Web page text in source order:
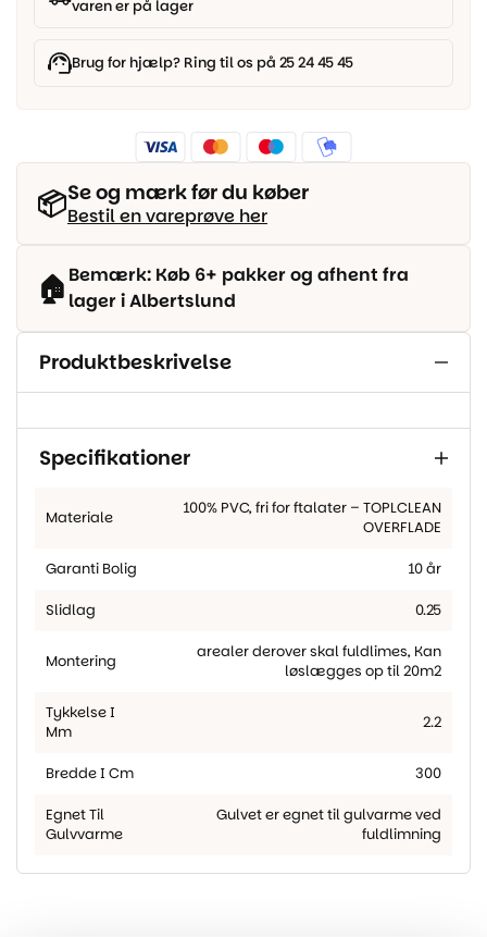
varen er på lager
Brug for hjælp? Ring til os på 25 24 45 45
📦Se og mærk før du køber
Bestil en vareprøve her
🏠 Bemærk: Køb 6+ pakker og afhent fra
lager i Albertslund
Produktbeskrivelse
Specifikationer
Materiale
100% PVC,fri for ftalater – TOPLCLEAN
OVERFLADE
Garanti Bolig 10 år
Slidlag 0.25
Montering
arealer derover skal fuldlimes, Kan
løslægges op til 20m2
Tykkelse I
Mm
2.2
Bredde I Cm 300
Egnet Til
Gulvvarme
Gulvet er egnet til gulvarme ved
fuldlimning